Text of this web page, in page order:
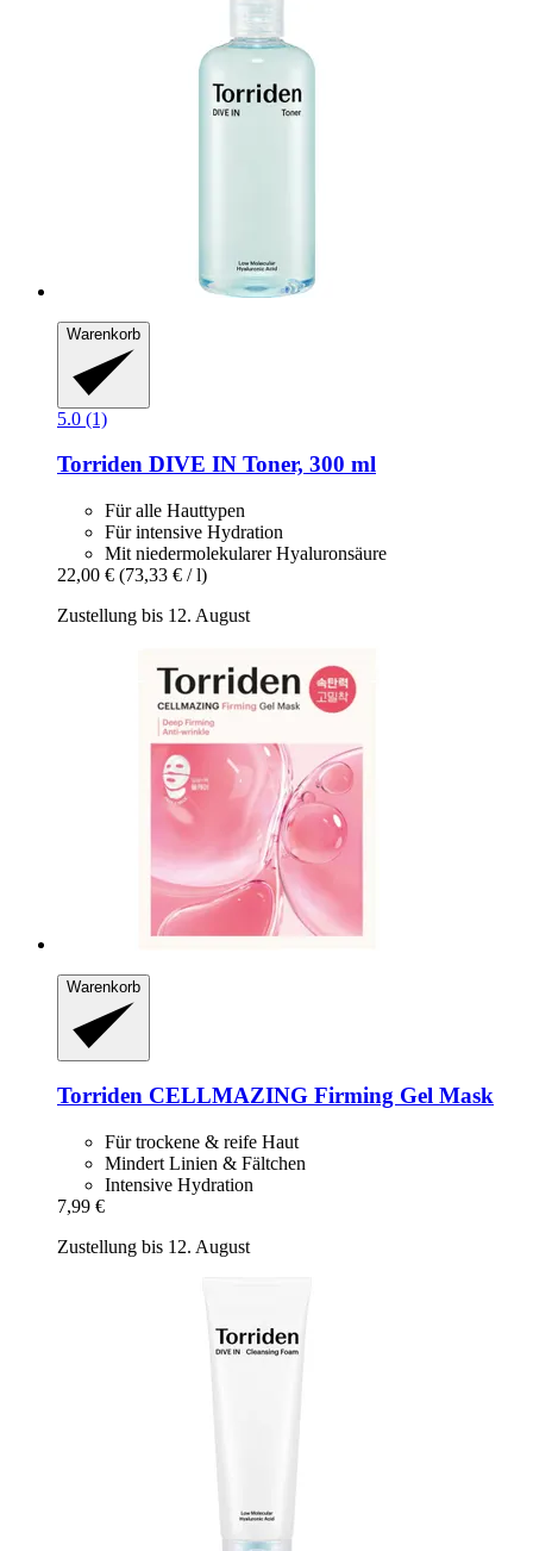
Warenkorb
5.0 (1)
Torriden DIVE IN Toner, 300 ml
Für alle Hauttypen
Für intensive Hydration
Mit niedermolekularer Hyaluronsäure
22,00 € (73,33 € / l)
Zustellung bis 12. August
Warenkorb
Torriden CELLMAZING Firming Gel Mask
Für trockene & reife Haut
Mindert Linien & Fältchen
Intensive Hydration
7,99 €
Zustellung bis 12. August